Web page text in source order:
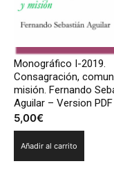
Monográfico I-2019.
Consagración,
misión. Fernando
Aguilar – Version PDF
5,00€
Añadir al carrito